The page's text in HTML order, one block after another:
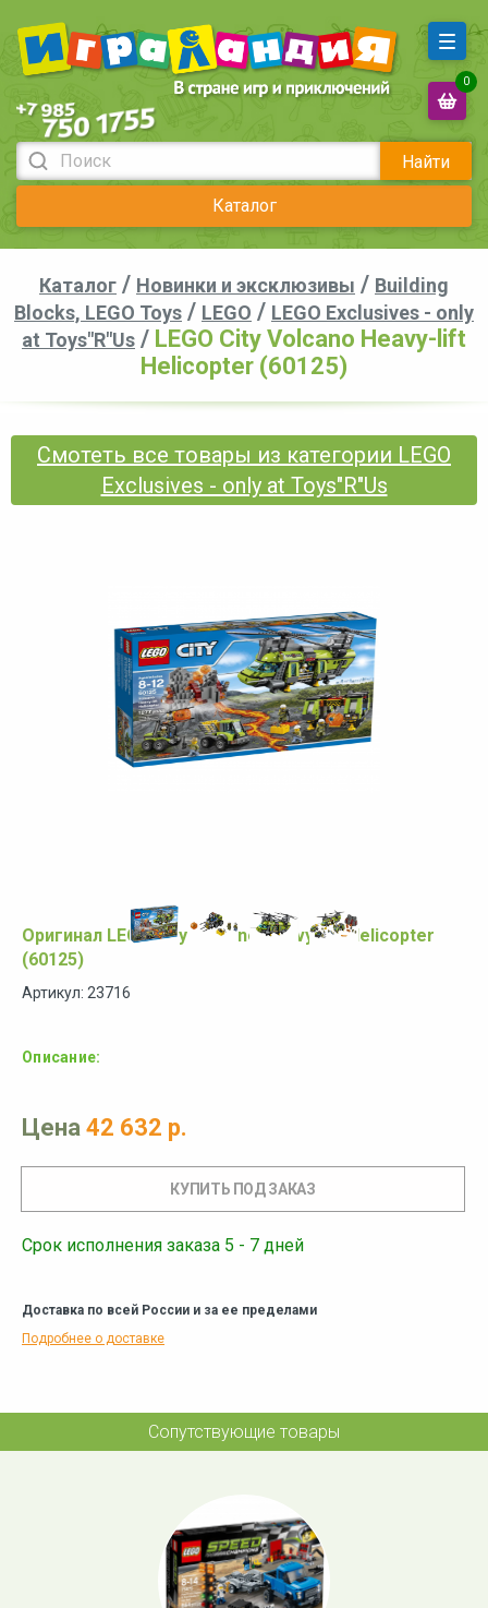
Найти
Каталог
0
Каталог / Новинки и эксклюзивы / Building
Blocks, LEGO Toys / LEGO / LEGO Exclusives - only
at Toys"R"Us / LEGO City Volcano Heavy-lift
Helicopter (60125)
Смотеть все товары из категории LEGO
Exclusives - only at Toys"R"Us
Оригинал LEGO City Volcano Heavy-lift Helicopter
(60125)
Артикул: 23716
Описание:
Цена 42 632 р.
Срок исполнения заказа 5 - 7 дней
Доставка по всей России и за ее пределами
Подробнее о доставке
Сопутствующие товары